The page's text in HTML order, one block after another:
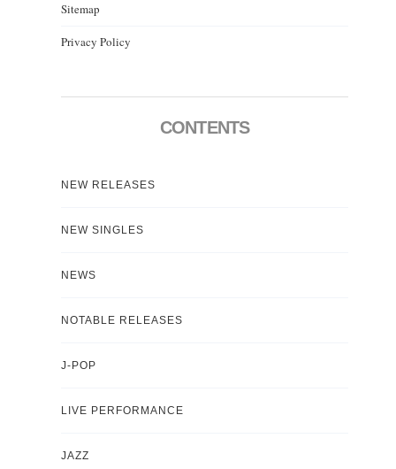
Sitemap
Privacy Policy
CONTENTS
NEW RELEASES
NEW SINGLES
NEWS
NOTABLE RELEASES
J-POP
LIVE PERFORMANCE
JAZZ